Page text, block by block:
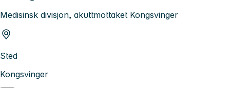
Medisinsk divisjon, akuttmottaket Kongsvinger
Sted
Kongsvinger